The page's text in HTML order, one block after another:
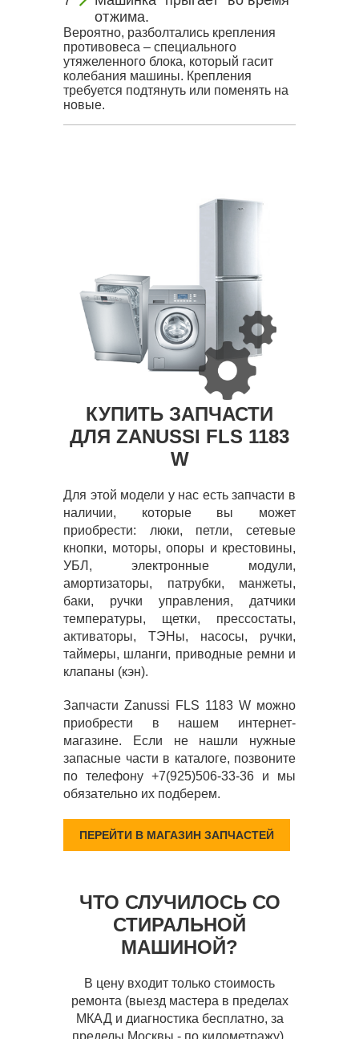
отжима.
Вероятно, разболтались крепления
противовеса – специального
утяжеленного блока, который гасит
колебания машины. Крепления
требуется подтянуть или поменять на
новые.
КУПИТЬ ЗАПЧАСТИ
ДЛЯ ZANUSSI FLS 1183
W
Для этой модели у нас есть запчасти в
наличии, которые вы может
приобрести: люки, петли, сетевые
кнопки, моторы, опоры и крестовины,
УБЛ, электронные модули,
амортизаторы, патрубки, манжеты,
баки, ручки управления, датчики
температуры, щетки, прессостаты,
активаторы, ТЭНы, насосы, ручки,
таймеры, шланги, приводные ремни и
клапаны (кэн).
Запчасти Zanussi FLS 1183 W можно
приобрести в нашем интернет-
магазине. Если не нашли нужные
запасные части в каталоге, позвоните
по телефону +7(925)506-33-36 и мы
обязательно их подберем.
ПЕРЕЙТИ В МАГАЗИН ЗАПЧАСТЕЙ
ЧТО СЛУЧИЛОСЬ СО
СТИРАЛЬНОЙ
МАШИНОЙ?
В цену входит только стоимость
ремонта (выезд мастера в пределах
МКАД и диагностика бесплатно, за
пределы Москвы - по километражу),